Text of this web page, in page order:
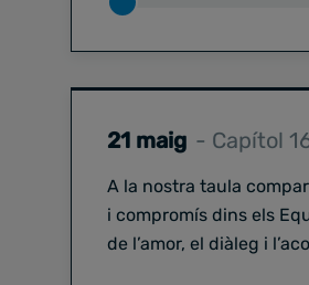
21 maig - Capítol
A la nostra taula
i compromís dins els
de l’amor, el diàleg i